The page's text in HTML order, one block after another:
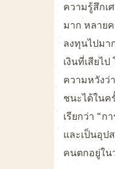
ความรู้สึกเ
มาก หลาย
ลงทุนไปมา
เงินที่เสียไ
ความหวังว่
ชนะได้ในค
เรียกว่า “ก
และเป็นอุป
คนตกอยู่ใน